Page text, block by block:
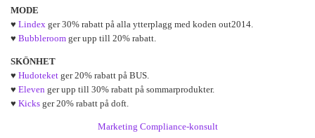
MODE
♥ Lindex ger 30% rabatt på alla ytterplagg med koden out2014.
♥ Bubbleroom ger upp till 20% rabatt.
SKÖNHET
♥ Hudoteket ger 20% rabatt på BUS.
♥ Eleven ger upp till 30% rabatt på sommarprodukter.
♥ Kicks ger 20% rabatt på doft.
Marketing Compliance-konsult